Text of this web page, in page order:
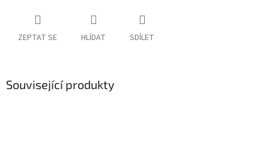
ZEPTAT SE HLÍDAT SDÍLET
Související produkty